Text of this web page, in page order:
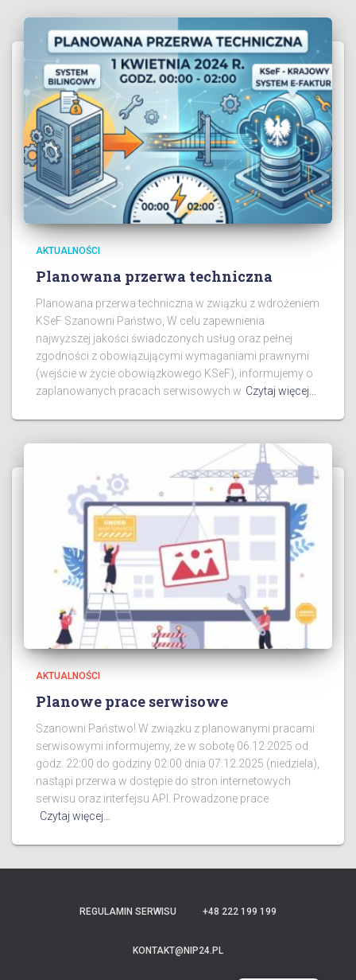
AKTUALNOŚCI
Planowana przerwa techniczna
Planowana przerwa techniczna w związku z wdrożeniem
KSeF Szanowni Państwo, W celu zapewnienia
najwyższej jakości świadczonych usług oraz pełnej
zgodności z obowiązującymi wymaganiami prawnymi
(wejście w życie obowiązkowego KSeF), informujemy o
zaplanowanych pracach serwisowych w Czytaj więcej…
AKTUALNOŚCI
Planowe prace serwisowe
Szanowni Państwo! W związku z planowanymi pracami
serwisowymi informujemy, że w sobotę 06.12.2025 od
godz. 22:00 do godziny 02:00 dnia 07.12.2025 (niedziela),
nastąpi przerwa w dostępie do stron internetowych
serwisu oraz interfejsu API. Prowadzone prace
Czytaj więcej…
REGULAMIN SERWISU +48 222 199 199
KONTAKT@NIP24.PL